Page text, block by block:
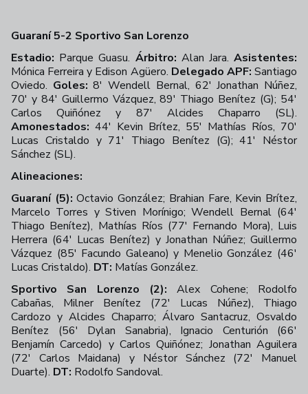
Guaraní 5-2 Sportivo San Lorenzo
Estadio: Parque Guasu. Árbitro: Alan Jara. Asistentes:
Mónica Ferreira y Edison Agüero. Delegado APF: Santiago
Oviedo. Goles: 8' Wendell Bernal, 62' Jonathan Núñez,
70' y 84' Guillermo Vázquez, 89' Thiago Benítez (G); 54'
Carlos Quiñónez y 87' Alcides Chaparro (SL).
Amonestados: 44' Kevin Brítez, 55' Mathías Ríos, 70'
Lucas Cristaldo y 71' Thiago Benítez (G); 41' Néstor
Sánchez (SL).
Alineaciones:
Guaraní (5): Octavio González; Brahian Fare, Kevin Brítez,
Marcelo Torres y Stiven Morínigo; Wendell Bernal (64'
Thiago Benítez), Mathías Ríos (77' Fernando Mora), Luis
Herrera (64' Lucas Benítez) y Jonathan Núñez; Guillermo
Vázquez (85' Facundo Galeano) y Menelio González (46'
Lucas Cristaldo). DT: Matías González.
Sportivo San Lorenzo (2): Alex Cohene; Rodolfo
Cabañas, Milner Benítez (72' Lucas Núñez), Thiago
Cardozo y Alcides Chaparro; Álvaro Santacruz, Osvaldo
Benítez (56' Dylan Sanabria), Ignacio Centurión (66'
Benjamín Carcedo) y Carlos Quiñónez; Jonathan Aguilera
(72' Carlos Maidana) y Néstor Sánchez (72' Manuel
Duarte). DT: Rodolfo Sandoval.